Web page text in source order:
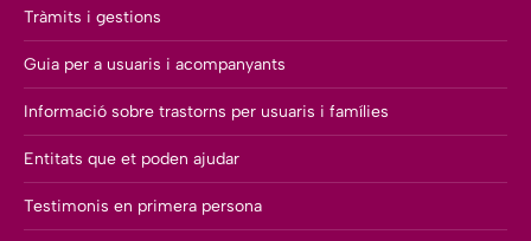
Tràmits i gestions
Guia per a usuaris i acompanyants
Informació sobre trastorns per usuaris i famílies
Entitats que et poden ajudar
Testimonis en primera persona